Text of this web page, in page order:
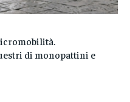
di monopattini e